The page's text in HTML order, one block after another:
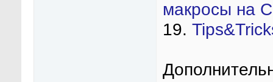
макросы на С
19.